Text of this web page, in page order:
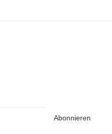
Abonnieren